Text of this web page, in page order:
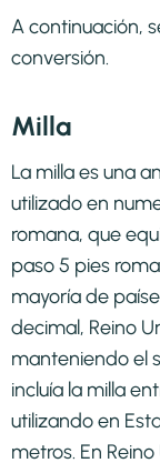
A continuación,
conversión.
Milla
La milla es una
utilizado en
romana, que
paso 5 pies
mayoría de
decimal, Reino
manteniendo el
incluía la milla
utilizando en
metros. En